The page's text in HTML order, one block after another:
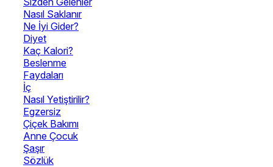
Nasıl Saklanır
Ne İyi Gider?
Diyet
Kaç Kalori?
Beslenme
Faydaları
İç
Nasıl Yetiştirilir?
Egzersiz
Çiçek Bakımı
Anne Çocuk
Şaşır
Sözlük